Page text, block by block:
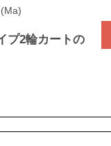
プ2輪カートの